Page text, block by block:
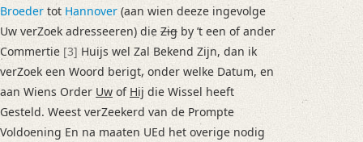
Broeder tot Hannover (aan wien deeze ingevolge
Uw verZoek adresseeren) die Zig by ’t een of ander
Commertie [3]Huijs wel Zal Bekend Zijn, dan ik
verZoek een Woord berigt, onder welke Datum, en
aan Wiens Order Uw of Hij die Wissel heeft
Gesteld. Weest verZeekerd van de Prompte
Voldoening En na maaten UEd het overige nodig